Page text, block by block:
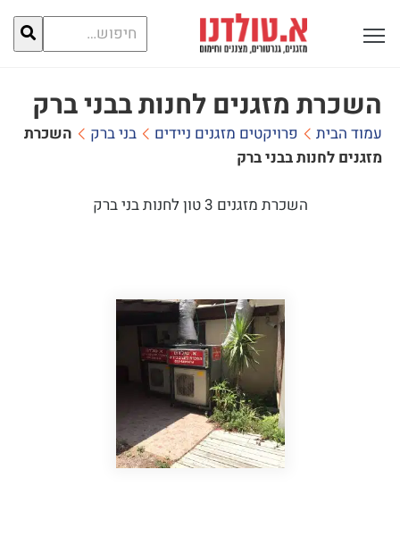
חיפוש
עבור:
פתח תפריט ראשי לתצוגה
השכרת מזגנים לחנות בבני ברק
עמוד הבית פרויקטים מזגנים ניידים בני ברק
השכרת
מזגנים לחנות בבני ברק
השכרת מזגנים 3 טון לחנות בני ברק